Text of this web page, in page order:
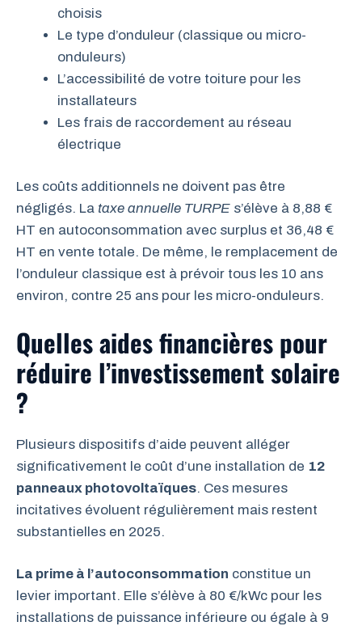
choisis
Le type d’onduleur (classique ou micro-
onduleurs)
L’accessibilité de votre toiture pour les
installateurs
Les frais de raccordement au réseau
électrique
Les coûts additionnels ne doivent pas être
négligés. La taxe annuelle TURPE s’élève à 8,88 €
HT en autoconsommation avec surplus et 36,48 €
HT en vente totale. De même, le remplacement de
l’onduleur classique est à prévoir tous les 10 ans
environ, contre 25 ans pour les micro-onduleurs.
Quelles aides financières pour
réduire l’investissement solaire
?
Plusieurs dispositifs d’aide peuvent alléger
significativement le coût d’une installation de 12
panneaux photovoltaïques. Ces mesures
incitatives évoluent régulièrement mais restent
substantielles en 2025.
La prime à l’autoconsommation constitue un
levier important. Elle s’élève à 80 €/kWc pour les
installations de puissance inférieure ou égale à 9